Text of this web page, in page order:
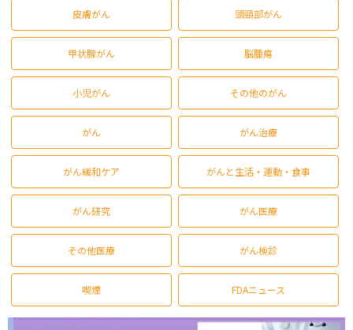
皮膚がん 頭頸部がん
甲状腺がん 脳腫瘍
小児がん その他のがん
がん がん治療
がん緩和ケア がんと生活・運動・食事
がん研究 がん医療
その他医療 がん検診
喫煙 FDAニュース